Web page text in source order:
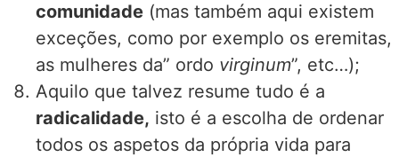
comunidade (mas também aqui existem
exceções, como por exemplo os eremitas,
as mulheres da” ordo virginum”, etc…);
Aquilo que talvez resume tudo é a
radicalidade, isto é a escolha de ordenar
todos os aspetos da própria vida para